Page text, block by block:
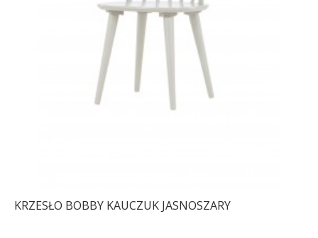
KRZESŁO BOBBY KAUCZUK JASNOSZARY